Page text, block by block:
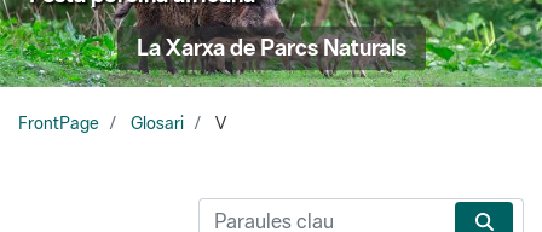
La Xarxa de Parcs Naturals
FrontPage Glosari V